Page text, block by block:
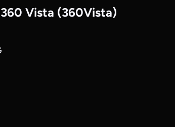
360 Vista (360Vista)